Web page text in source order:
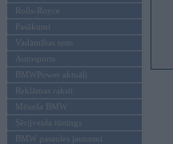
Rolls-Royce
Pasākumi
Vadāmības tests
Autosports
BMWPower aktuāli
Reklāmas raksti
Mēneša BMW
Sērijveida tūnings
BMW pasaules jaunumi